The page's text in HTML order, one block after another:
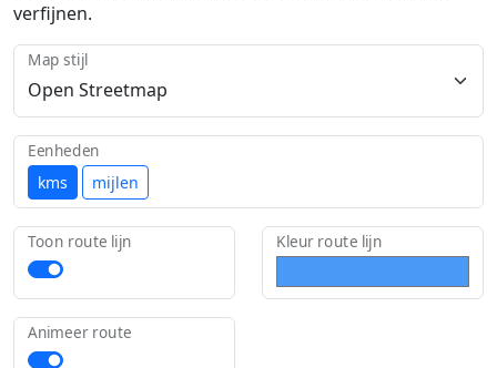
verfijnen.
Map stijl
kms mijlen
Eenheden
Toon route lijn Kleur route lijn
Animeer route